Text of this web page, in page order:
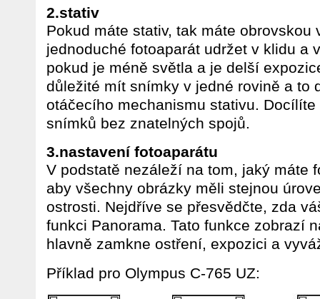
2.stativ
Pokud máte stativ, tak máte obrovskou
jednoduché fotoaparát udržet v klidu a
pokud je méně světla a je delší
důležité mít snímky v jedné rovině a to
otáčecího mechanismu stativu.
snímků bez znatelných spojů.
3.nastavení fotoaparátu
V podstatě nezáleží na tom, jaký máte
aby všechny obrázky měli stejnou
ostrosti. Nejdříve se přesvědčte, zda
funkci Panorama. Tato funkce zobrazí
hlavně zamkne ostření, expozici a
Příklad pro Olympus C-765 UZ: